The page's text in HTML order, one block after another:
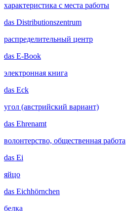
характеристика с места работы
das Distributionszentrum
распределительный центр
das E-Book
электронная книга
das Eck
угол (австрийский вариант)
das Ehrenamt
волонтерство, общественная работа
das Ei
яйцо
das Eichhörnchen
белка